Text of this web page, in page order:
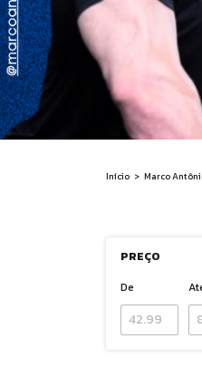
Início > Marco
PREÇO
De